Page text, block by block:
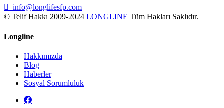
info@longlifesfp.com
© Telif Hakkı 2009-2024 LONGLINE Tüm Hakları Saklıdır.
Longline
Hakkımızda
Blog
Haberler
Sosyal Sorumluluk